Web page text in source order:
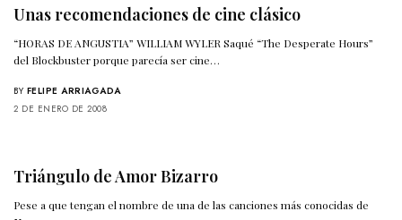
Unas recomendaciones de cine clásico
“HORAS DE ANGUSTIA” WILLIAM WYLER Saqué “The Desperate Hours”
del Blockbuster porque parecía ser cine…
BY FELIPE ARRIAGADA
2 DE ENERO DE 2008
Triángulo de Amor Bizarro
Pese a que tengan el nombre de una de las canciones más conocidas de